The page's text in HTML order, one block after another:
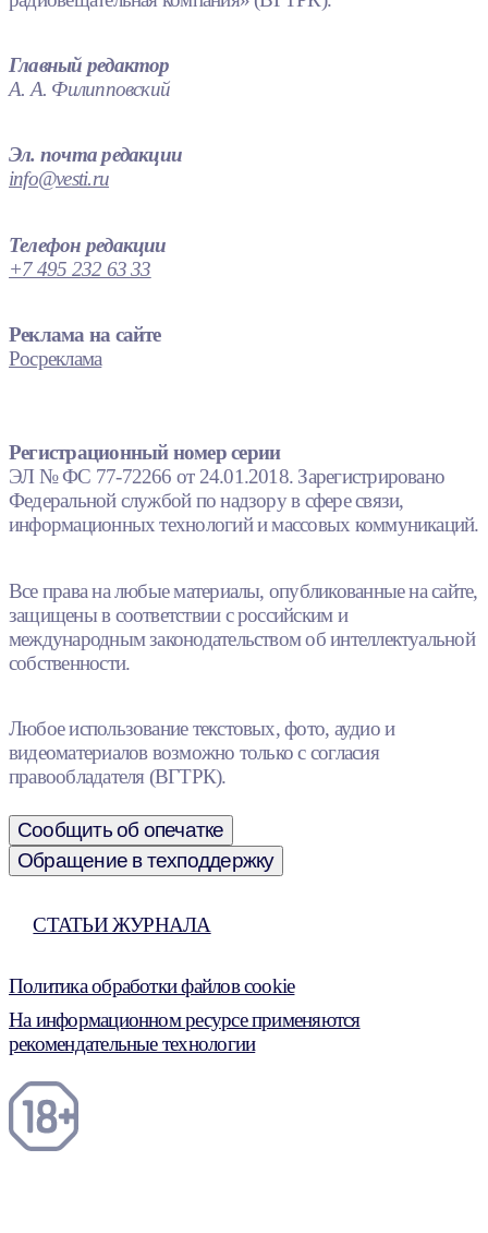
Главный редактор
А. А. Филипповский
Эл. почта редакции
info@vesti.ru
Телефон редакции
+7 495 232 63 33
Реклама на сайте
Росреклама
Регистрационный номер серии
ЭЛ № ФС 77-72266 от 24.01.2018. Зарегистрировано
Федеральной службой по надзору в сфере связи,
информационных технологий и массовых коммуникаций.
Все права на любые материалы, опубликованные на сайте,
защищены в соответствии с российским и
международным законодательством об интеллектуальной
собственности.
Любое использование текстовых, фото, аудио и
видеоматериалов возможно только с согласия
правообладателя (ВГТРК).
Сообщить об опечатке
Обращение в техподдержку
СТАТЬИ ЖУРНАЛА
Политика обработки файлов cookie
На информационном ресурсе применяются
рекомендательные технологии